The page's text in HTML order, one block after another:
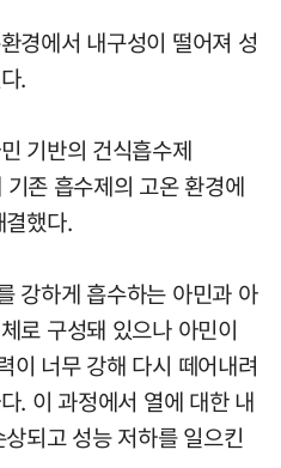
경에서 내구성이 떨어져 성
.
기반의 건식흡수제
존 흡수제의 고온 환경에
했다.
강하게 흡수하는 아민과 아
로 구성돼 있으나 아민이
이 너무 강해 다시 떼어내려
. 이 과정에서 열에 대한 내
되고 성능 저하를 일으킨